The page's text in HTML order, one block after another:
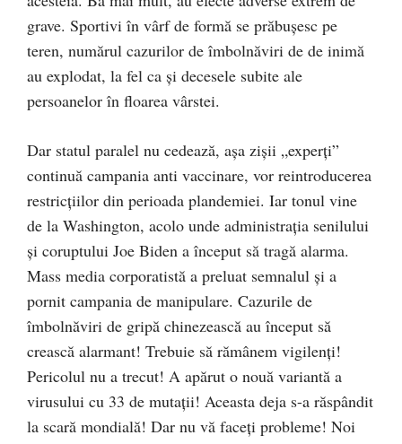
grave. Sportivi în vârf de formă se prăbușesc pe
teren, numărul cazurilor de îmbolnăviri de de inimă
au explodat, la fel ca și decesele subite ale
persoanelor în floarea vârstei.
Dar statul paralel nu cedează, așa zișii „experți”
continuă campania anti vaccinare, vor reintroducerea
restricțiilor din perioada plandemiei. Iar tonul vine
de la Washington, acolo unde administrația senilului
și coruptului Joe Biden a început să tragă alarma.
Mass media corporatistă a preluat semnalul și a
pornit campania de manipulare. Cazurile de
îmbolnăviri de gripă chinezească au început să
crească alarmant! Trebuie să rămânem vigilenți!
Pericolul nu a trecut! A apărut o nouă variantă a
virusului cu 33 de mutații! Aceasta deja s-a răspândit
la scară mondială! Dar nu vă faceți probleme! Noi